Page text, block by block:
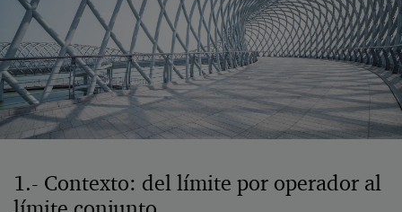
1.- Contexto: del límite por operador al